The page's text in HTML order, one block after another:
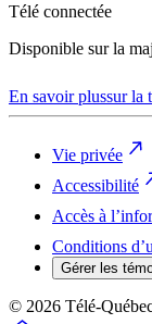
Télé connectée
Disponible sur la
En savoir plussur la
Vie privée
Accessibilité
Accès à
Conditions
Gérer les
© 2026 Télé-